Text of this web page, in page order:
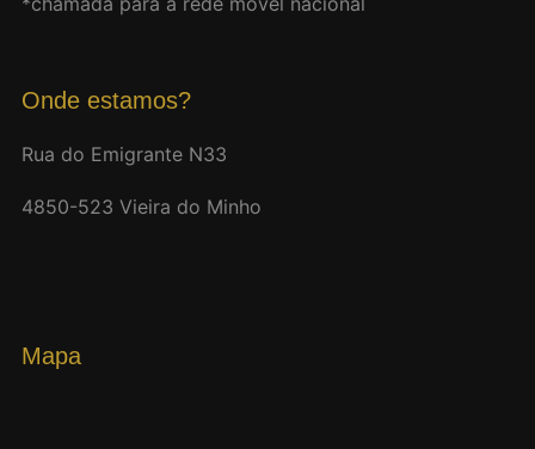
Onde estamos?
Rua do Emigrante N33
4850-523 Vieira do Minho
Mapa